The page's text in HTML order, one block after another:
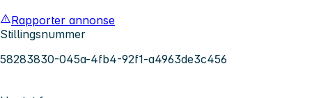
Rapporter annonse
Stillingsnummer
58283830-045a-4fb4-92f1-a4963de3c456